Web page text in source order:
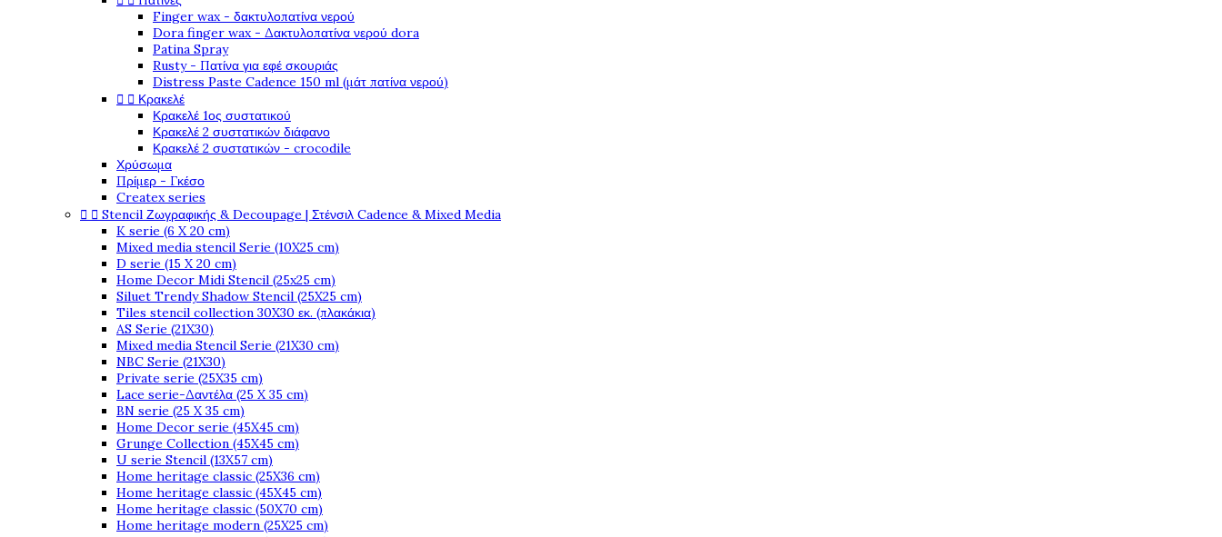
Finger wax - δακτυλοπατίνα νερού
Dora finger wax - Δακτυλοπατίνα νερού dora
Patina Spray
Rusty - Πατίνα για εφέ σκουριάς
Distress Paste Cadence 150 ml (μάτ πατίνα νερού)
  Κρακελέ
Κρακελέ 1ος συστατικού
Κρακελέ 2 συστατικών διάφανο
Κρακελέ 2 συστατικών - crocodile
Χρύσωμα
Πρίμερ - Γκέσο
Createx series
  Stencil Ζωγραφικής & Decoupage | Στένσιλ Cadence & Mixed Media
K serie (6 X 20 cm)
Mixed media stencil Serie (10X25 cm)
D serie (15 X 20 cm)
Home Decor Midi Stencil (25x25 cm)
Siluet Trendy Shadow Stencil (25X25 cm)
Tiles stencil collection 30X30 εκ. (πλακάκια)
AS Serie (21X30)
Mixed media Stencil Serie (21X30 cm)
NBC Serie (21X30)
Private serie (25X35 cm)
Lace serie-Δαντέλα (25 X 35 cm)
BN serie (25 X 35 cm)
Home Decor serie (45X45 cm)
Grunge Collection (45X45 cm)
U serie Stencil (13X57 cm)
Home heritage classic (25X36 cm)
Home heritage classic (45X45 cm)
Home heritage classic (50X70 cm)
Home heritage modern (25X25 cm)